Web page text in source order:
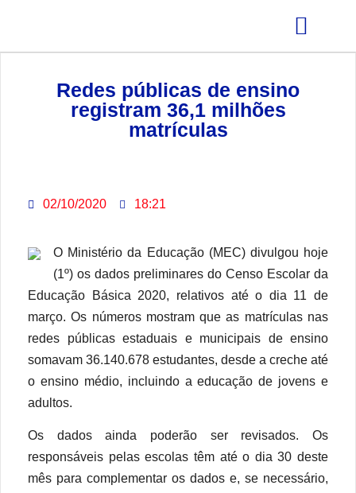
Redes públicas de ensino
registram 36,1 milhões
matrículas
02/10/2020 18:21
O Ministério da Educação (MEC) divulgou hoje
(1º) os dados preliminares do Censo Escolar da
Educação Básica 2020, relativos até o dia 11 de
março. Os números mostram que as matrículas nas
redes públicas estaduais e municipais de ensino
somavam 36.140.678 estudantes, desde a creche até
o ensino médio, incluindo a educação de jovens e
adultos.
Os dados ainda poderão ser revisados. Os
responsáveis pelas escolas têm até o dia 30 deste
mês para complementar os dados e, se necessário,